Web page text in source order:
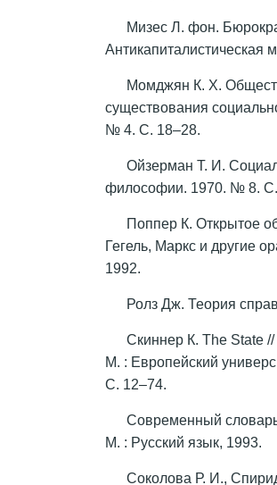
Мизес Л. фон.
Антикапиталистическая
Момджян К. Х.
существования
№ 4. С. 18–28.
Ойзерман Т. И.
философии. 1970. № 8.
Поппер К. Открытое
Гегель, Маркс и другие
1992.
Ролз Дж. Теория
Скиннер К. The State
М. : Европейский
С. 12–74.
Современный
М. : Русский язык, 1993.
Соколова Р. И.,